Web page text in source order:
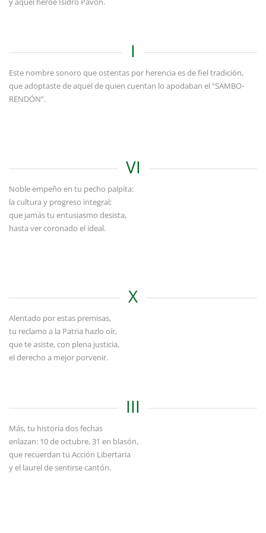
I
Este nombre sonoro que ostentas por herencia es de fiel tradición,
que adoptaste de aquel de quien cuentan lo apodaban el “SAMBO-
RENDÓN”.
VI
Noble empeño en tu pecho palpita:
la cultura y progreso integral;
que jamás tu entusiasmo desista,
hasta ver coronado el ideal.
X
Alentado por estas premisas,
tu reclamo a la Patria hazlo oír,
que te asiste, con plena justicia,
el derecho a mejor porvenir.
III
Más, tu historia dos fechas
enlazan: 10 de octubre, 31 en blasón,
que recuerdan tu Acción Libertaria
y el laurel de sentirse cantón.